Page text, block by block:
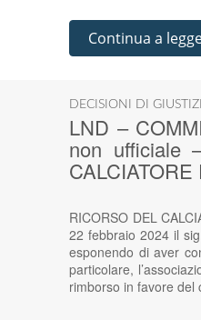
Continua a
DECISIONI DI
LND –
non ufficiale
RICORSO DEL
22 febbraio 2024 il
esponendo di aver
particolare,
rimborso in favore